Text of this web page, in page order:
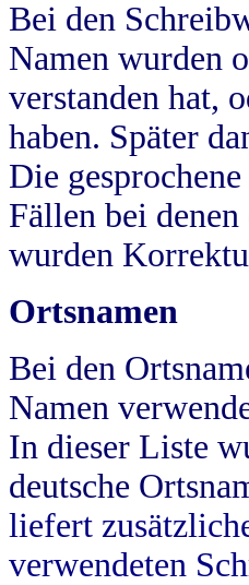
Bei den
Namen wurden
verstanden hat,
haben. Später
Die
Fällen bei
wurden
Ortsnamen
Bei den
Namen
In dieser Liste
deutsche
liefert
verwendeten